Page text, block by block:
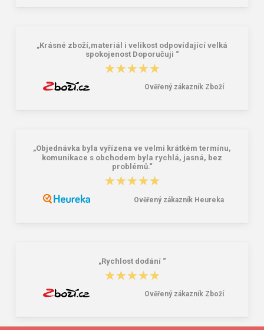
„Krásné zboží,materiál i velikost odpovídající velká
spokojenost Doporučuji “
★★★★★
★★★★★
Ověřený zákazník Zboží
„Objednávka byla vyřízena ve velmi krátkém termínu,
komunikace s obchodem byla rychlá, jasná, bez
problémů.“
★★★★★
★★★★★
Ověřený zákazník Heureka
„Rychlost dodání “
★★★★★
★★★★★
Ověřený zákazník Zboží